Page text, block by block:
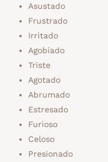
Asustado
Frustrado
Irritado
Agobiado
Triste
Agotado
Abrumado
Estresado
Furioso
Celoso
Presionado